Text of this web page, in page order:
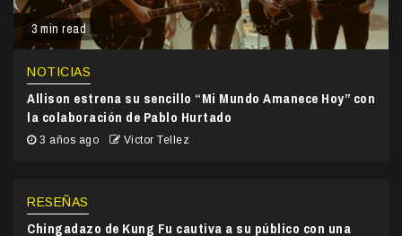
3 min read
NOTICIAS
Allison estrena su sencillo “Mi Mundo Amanece Hoy” con
la colaboración de Pablo Hurtado
3 años ago Victor Tellez
RESEÑAS
Chingadazo de Kung Fu cautiva a su público con una